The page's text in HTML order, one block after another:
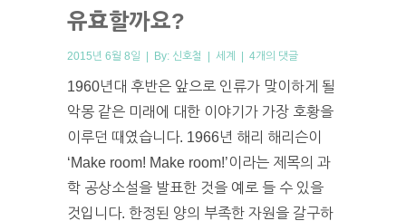
유효할까요?
2015년 6월 8일 | By: 신호철 | 세계 | 4개의 댓글
1960년대 후반은 앞으로 인류가 맞이하게 될
악몽 같은 미래에 대한 이야기가 가장 호황을
이루던 때였습니다. 1966년 해리 해리슨이
‘Make room! Make room!’이라는 제목의 과
학 공상소설을 발표한 것을 예로 들 수 있을
것입니다. 한정된 양의 부족한 자원을 갈구하